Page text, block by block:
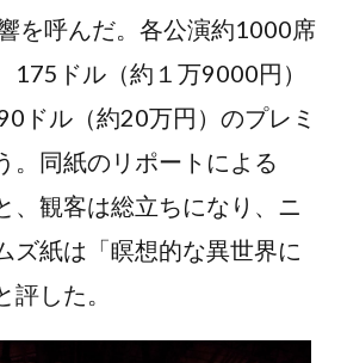
を呼んだ。各公演約1000席
175ドル（約１万9000円）
ドル（約20万円）のプレミ
。同紙のリポートによる
、観客は総立ちになり、ニ
ズ紙は「瞑想的な異世界に
した。